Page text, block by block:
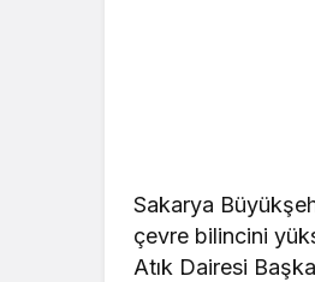
Sakarya
çevre bilincini
Atık Dairesi